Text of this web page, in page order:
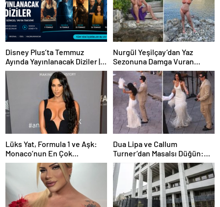
Disney Plus’ta Temmuz
Ayında Yayınlanacak Diziler |
2026 Güncel Yayın Takvimi
Nurgül Yeşilçay’dan Yaz
Sezonuna Damga Vuran
Paylaşım
Lüks Yat, Formula 1 ve Aşk:
Monaco’nun En Çok
Konuşulan Çifti
Dua Lipa ve Callum
Turner’dan Masalsı Düğün:
Maliyeti Dudak Uçuklattı